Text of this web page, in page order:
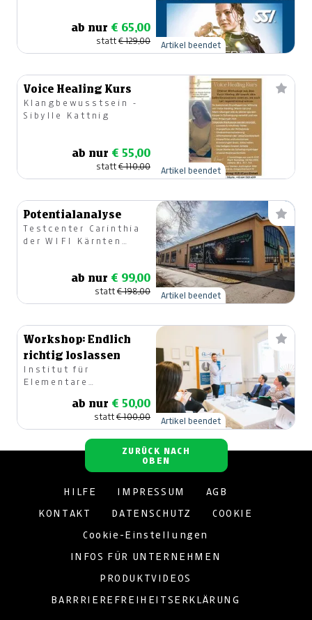
ab nur € 65,00
statt€ 129,00 Artikel beendet
Voice Healing Kurs
Klangbewusstsein -
Sibylle Kattnig
ab nur € 55,00
statt€ 110,00 Artikel beendet
Potentialanalyse
Testcenter Carinthia
der WIFI Kärnten
ab nur € 99,00
statt€ 198,00 Artikel beendet
Workshop: Endlich
richtig loslassen
Institut für
Elementare
ab nur € 50,00
statt€ 100,00 Artikel beendet
ZURÜCK NACH
OBEN
HILFE IMPRESSUM AGB
KONTAKT DATENSCHUTZ COOKIE
Cookie-Einstellungen
INFOS FÜR UNTERNEHMEN
PRODUKTVIDEOS
BARRRIEREFREIHEITSERKLÄRUNG